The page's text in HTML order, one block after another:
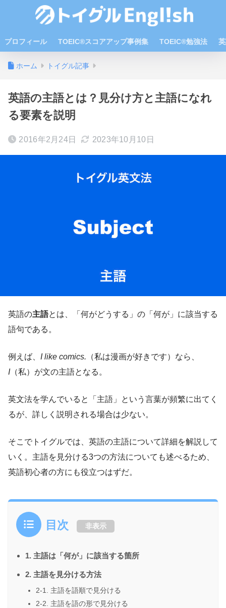
プロフィール TOEIC®スコアアップ事例集 TOEIC®勉強法
ホーム トイグル記事
英語の主語とは？見分け方と主語になれ
る要素を説明
2016年2月24日 2023年10月10日
英語の主語とは、「何がどうする」の「何が」に該当する
語句である。
例えば、 I like comics. （私は漫画が好きです）なら、
I（私）が文の主語となる。
英文法を学んでいると「主語」という言葉が頻繁に出てく
るが、詳しく説明される場合は少ない。
そこでトイグルでは、英語の主語について詳細を解説して
いく。主語を見分ける3つの方法についても述べるため、
英語初心者の方にも役立つはずだ。
目次 非表示
1. 主語は「何が」に該当する箇所
2. 主語を見分ける方法
2-1. 主語を語順で見分ける
2-2. 主語を語の形で見分ける